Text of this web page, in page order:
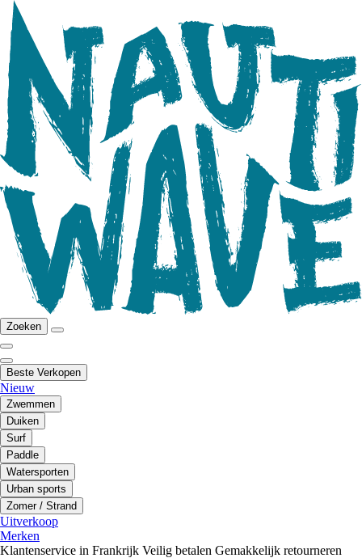
Zoeken
Beste Verkopen
Nieuw
Zwemmen
Duiken
Surf
Paddle
Watersporten
Urban sports
Zomer / Strand
Uitverkoop
Merken
Klantenservice in Frankrijk Veilig betalen Gemakkelijk retourneren